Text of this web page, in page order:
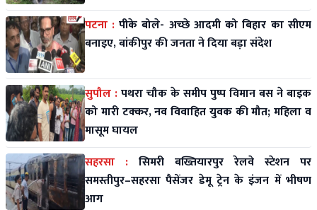
पटना : पीके बोले- अच्छे आदमी को बिहार का सीएम
बनाइए, बांकीपुर की जनता ने दिया बड़ा संदेश
सुपौल :पथरा चौक के समीप पुष्प विमान बस ने बाइक
को मारी टक्कर, नव विवाहित युवक की मौत; महिला व
मासूम घायल
सहरसा : सिमरी बख्तियारपुर रेलवे स्टेशन पर
समस्तीपुर–सहरसा पैसेंजर डेमू ट्रेन के इंजन में भीषण
आग